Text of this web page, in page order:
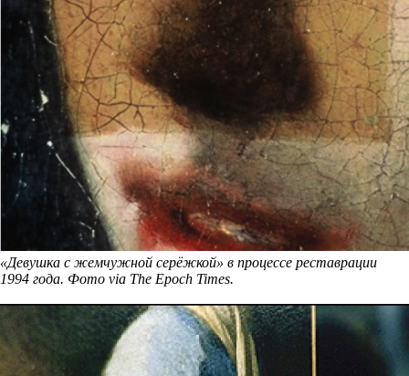
«Девушка с жемчужной серёжкой» в процессе реставрации
1994 года. Фото via The Epoch Times.